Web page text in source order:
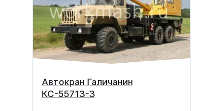
Автокран Галичанин
КС-55713-3